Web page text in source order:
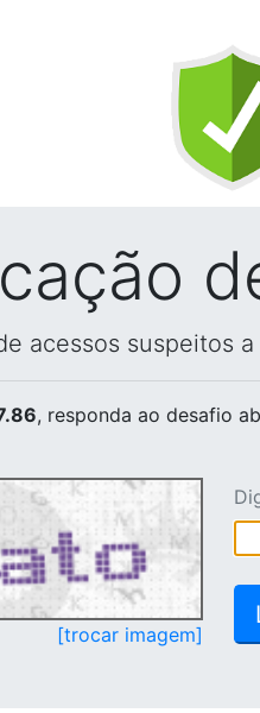
acessos suspeitos
, responda ao desafio
[trocar imagem]